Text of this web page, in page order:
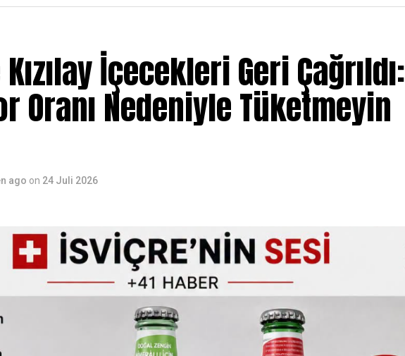
İçecekleri Geri Çağrıldı:
Oranı Nedeniyle Tüketmeyin
ago on 24 Juli 2026